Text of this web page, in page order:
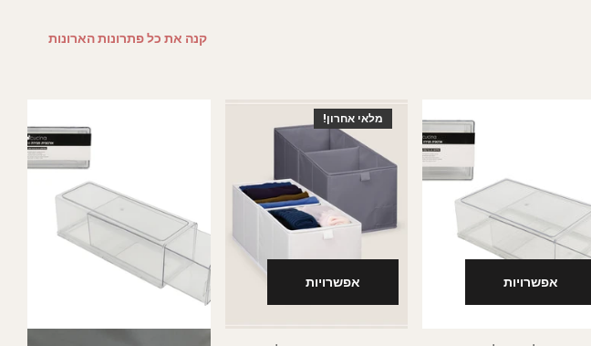
קנה את כל פתרונות הארונות
אפשרויות
מלאי אחרון!
אפשרויות